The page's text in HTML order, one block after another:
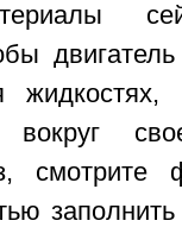
двигатель
жидкостях,
вокруг
смотрите